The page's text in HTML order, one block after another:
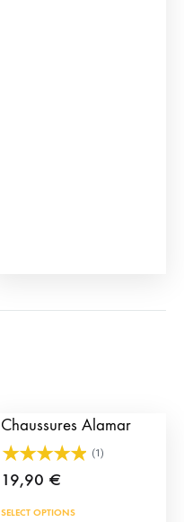
Chaussures Alamar
(1)
19,90 €
SELECT OPTIONS